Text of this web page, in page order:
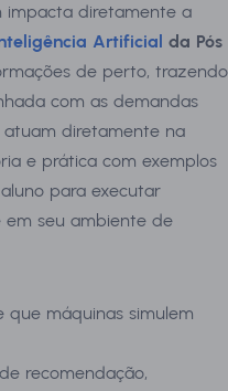
impacta diretamente a
Artificial da Pós
de perto, trazendo
com as demandas
atuam diretamente na
e prática com exemplos
para executar
em seu ambiente de
que máquinas simulem
recomendação,